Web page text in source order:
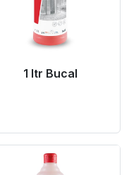
1 ltr Bucal
Product Link